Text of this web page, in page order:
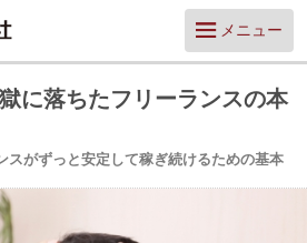
メニュー
に落ちたフリーランスの本
スがずっと安定して稼ぎ続けるための基本